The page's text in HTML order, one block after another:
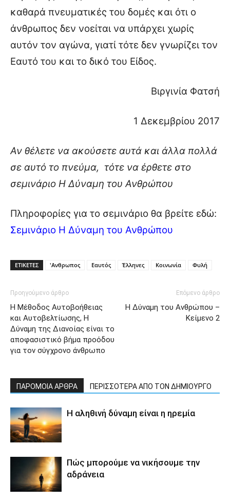
καθαρά πνευματικές του δομές και ότι ο
άνθρωπος δεν νοείται να υπάρχει χωρίς
αυτόν τον αγώνα, γιατί τότε δεν γνωρίζει τον
Εαυτό του και το δικό του Είδος.
Βιργινία Φατσή
1 Δεκεμβρίου 2017
Αν θέλετε να ακούσετε αυτά και άλλα πολλά
σε αυτό το πνεύμα, τότε να έρθετε στο
σεμινάριο Η Δύναμη του Ανθρώπου
Πληροφορίες για το σεμινάριο θα βρείτε εδώ:
Σεμινάριο Η Δύναμη του Ανθρώπου
ΕΤΙΚΕΤΕΣ 'Ανθρωπος Εαυτός Έλληνες Κοινωνία Φυλή
Προηγούμενο άρθρο
Η Μέθοδος Αυτοβοήθειας
και Αυτοβελτίωσης, Η
Δύναμη της Διανοίας είναι το
αποφασιστικό βήμα προόδου
για τον σύγχρονο άνθρωπο
Επόμενο άρθρο
Η Δύναμη του Ανθρώπου –
Κείμενο 2
ΠΑΡΟΜΟΙΑ ΑΡΘΡΑ ΠΕΡΙΣΣΟΤΕΡΑ ΑΠΟ ΤΟΝ ΔΗΜΙΟΥΡΓΟ
Η αληθινή δύναμη είναι η ηρεμία
Πώς μπορούμε να νικήσουμε την
αδράνεια